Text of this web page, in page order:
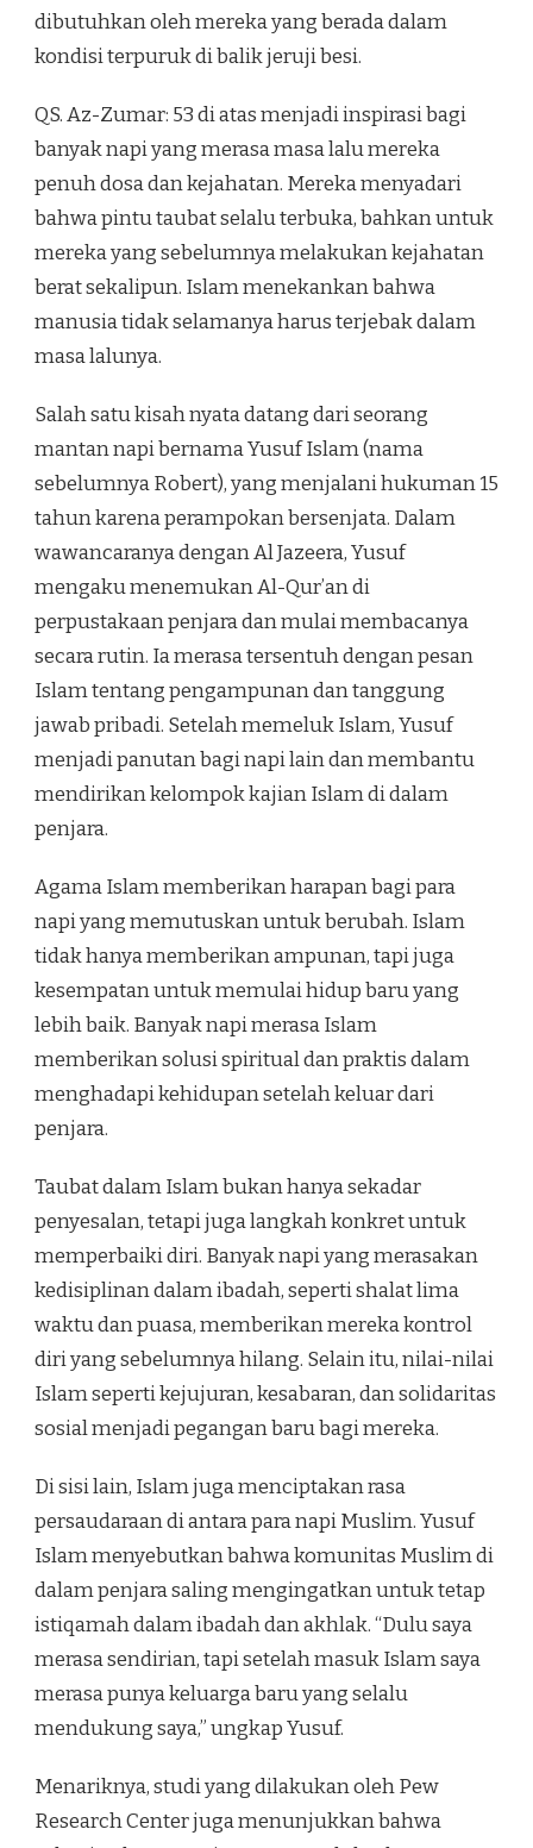
dibutuhkan oleh mereka yang berada dalam
kondisi terpuruk di balik jeruji besi.
QS. Az-Zumar: 53 di atas menjadi inspirasi bagi
banyak napi yang merasa masa lalu mereka
penuh dosa dan kejahatan. Mereka menyadari
bahwa pintu taubat selalu terbuka, bahkan untuk
mereka yang sebelumnya melakukan kejahatan
berat sekalipun. Islam menekankan bahwa
manusia tidak selamanya harus terjebak dalam
masa lalunya.
Salah satu kisah nyata datang dari seorang
mantan napi bernama Yusuf Islam (nama
sebelumnya Robert), yang menjalani hukuman 15
tahun karena perampokan bersenjata. Dalam
wawancaranya dengan Al Jazeera, Yusuf
mengaku menemukan Al-Qur’an di
perpustakaan penjara dan mulai membacanya
secara rutin. Ia merasa tersentuh dengan pesan
Islam tentang pengampunan dan tanggung
jawab pribadi. Setelah memeluk Islam, Yusuf
menjadi panutan bagi napi lain dan membantu
mendirikan kelompok kajian Islam di dalam
penjara.
Agama Islam memberikan harapan bagi para
napi yang memutuskan untuk berubah. Islam
tidak hanya memberikan ampunan, tapi juga
kesempatan untuk memulai hidup baru yang
lebih baik. Banyak napi merasa Islam
memberikan solusi spiritual dan praktis dalam
menghadapi kehidupan setelah keluar dari
penjara.
Taubat dalam Islam bukan hanya sekadar
penyesalan, tetapi juga langkah konkret untuk
memperbaiki diri. Banyak napi yang merasakan
kedisiplinan dalam ibadah, seperti shalat lima
waktu dan puasa, memberikan mereka kontrol
diri yang sebelumnya hilang. Selain itu, nilai-nilai
Islam seperti kejujuran, kesabaran, dan solidaritas
sosial menjadi pegangan baru bagi mereka.
Di sisi lain, Islam juga menciptakan rasa
persaudaraan di antara para napi Muslim. Yusuf
Islam menyebutkan bahwa komunitas Muslim di
dalam penjara saling mengingatkan untuk tetap
istiqamah dalam ibadah dan akhlak. “Dulu saya
merasa sendirian, tapi setelah masuk Islam saya
merasa punya keluarga baru yang selalu
mendukung saya,” ungkap Yusuf.
Menariknya, studi yang dilakukan oleh Pew
Research Center juga menunjukkan bahwa